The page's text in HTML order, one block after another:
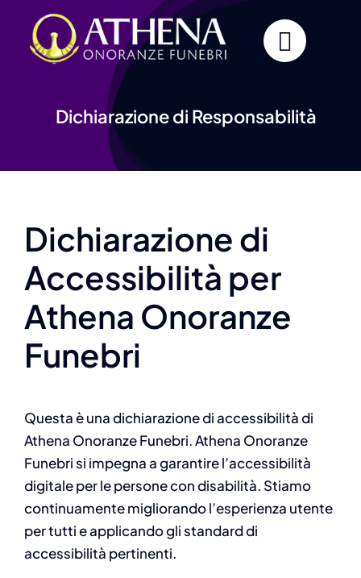
content
Dichiarazione di Responsabilità
Dichiarazione di
Accessibilità per
Athena Onoranze
Funebri
Questa è una dichiarazione di accessibilità di
Athena Onoranze Funebri. Athena Onoranze
Funebri si impegna a garantire l’accessibilità
digitale per le persone con disabilità. Stiamo
continuamente migliorando l’esperienza utente
per tutti e applicando gli standard di
accessibilità pertinenti.